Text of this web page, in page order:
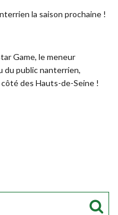
Game, le meneur
du public nanterrien,
des Hauts-de-Seine !